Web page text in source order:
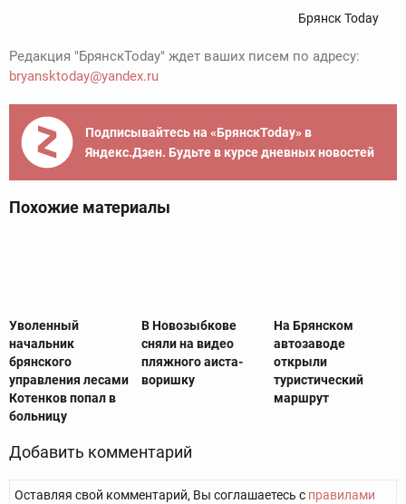
Брянск Today
Редакция "БрянскToday" ждет ваших писем по адресу:
bryansktoday@yandex.ru
Подписывайтесь на «БрянскToday» в
Яндекс.Дзен. Будьте в курсе дневных новостей
Похожие материалы
Уволенный
начальник
брянского
управления лесами
Котенков попал в
больницу
В Новозыбкове
сняли на видео
пляжного аиста-
воришку
На Брянском
автозаводе
открыли
туристический
маршрут
Добавить комментарий
Оставляя свой комментарий, Вы соглашаетесь с правилами